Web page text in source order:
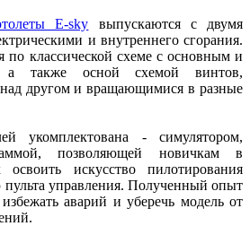
E-sky выпускаются с двумя
и внутреннего сгорания.
классической схеме с основным и
а также осной схемой винтов,
другом и вращающимися в разные
укомплектована - симулятором,
позволяющей новичкам в
искусство пилотирования
управления. Полученный опыт
аварий и уберечь модель от